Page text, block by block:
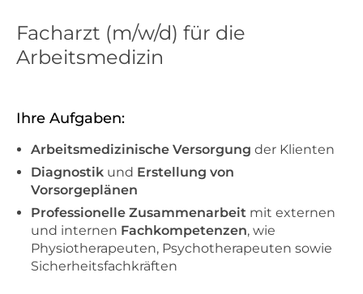
Facharzt (m/w/d) für die
Arbeitsmedizin
Ihre Aufgaben:
Arbeitsmedizinische Versorgung der Klienten
Diagnostik und Erstellung von
Vorsorgeplänen
Professionelle Zusammenarbeit mit externen
und internen Fachkompetenzen, wie
Physiotherapeuten, Psychotherapeuten sowie
Sicherheitsfachkräften